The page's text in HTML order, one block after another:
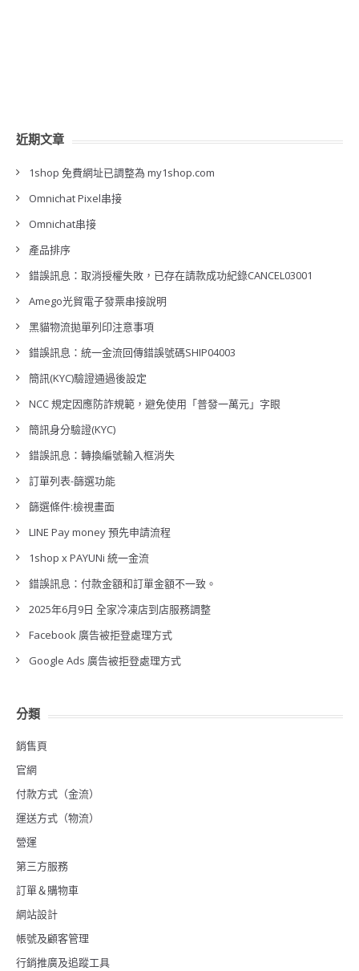
近期文章
1shop 免費網址已調整為 my1shop.com
Omnichat Pixel串接
Omnichat串接
產品排序
錯誤訊息：取消授權失敗，已存在請款成功紀錄CANCEL03001
Amego光貿電子發票串接說明
黑貓物流拋單列印注意事項
錯誤訊息：統一金流回傳錯誤號碼SHIP04003
簡訊(KYC)驗證通過後設定
NCC 規定因應防詐規範，避免使用「普發一萬元」字眼
簡訊身分驗證(KYC)
錯誤訊息：轉換編號輸入框消失
訂單列表-篩選功能
篩選條件:檢視畫面
LINE Pay money 預先申請流程
1shop x PAYUNi 統一金流
錯誤訊息：付款金額和訂單金額不一致。
2025年6月9日 全家冷凍店到店服務調整
Facebook 廣告被拒登處理方式
Google Ads 廣告被拒登處理方式
分類
銷售頁
官網
付款方式（金流）
運送方式（物流）
營運
第三方服務
訂單＆購物車
網站設計
帳號及顧客管理
行銷推廣及追蹤工具